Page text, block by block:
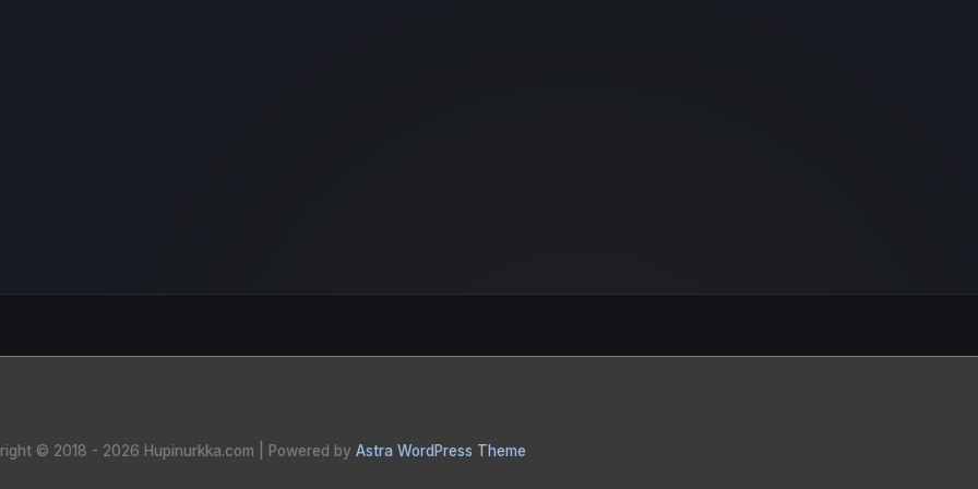
© 2018 - 2026 Hupinurkka.com | Powered by Astra WordPress Theme